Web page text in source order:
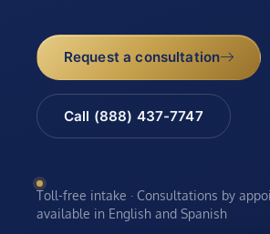
Request a consultation
Call (888) 437-7747
Toll-free intake · Consultations by
available in English and Spanish